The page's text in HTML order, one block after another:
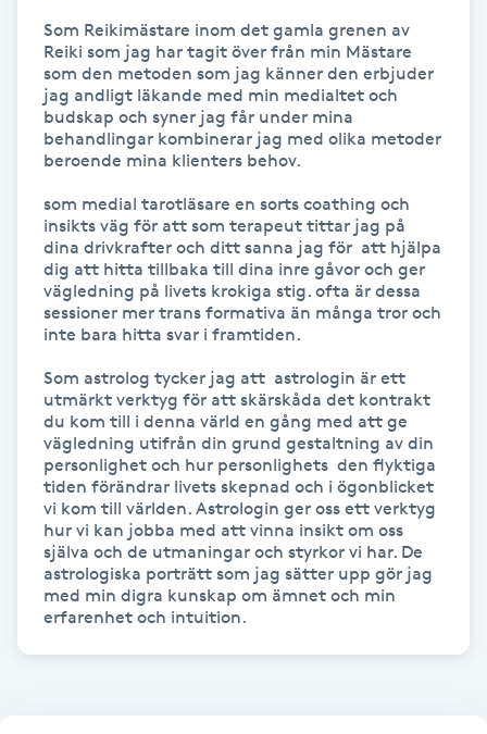
Gravidyoga
Gruppträning
Gua Sha-massage
Hatha Yoga
Headspa
Healing
Herrklippning
HIFU
Hollywood Peel
Hot Stone Massage
Som Reikimästare inom det gamla grenen av
Reiki som jag har tagit över från min Mästare
som den metoden som jag känner den erbjuder
jag andligt läkande med min medialtet och
budskap och syner jag får under mina
behandlingar kombinerar jag med olika metoder
beroende mina klienters behov.
som medial tarotläsare en sorts coathing och
insikts väg för att som terapeut tittar jag på
dina drivkrafter och ditt sanna jag för  att hjälpa
dig att hitta tillbaka till dina inre gåvor och ger
vägledning på livets krokiga stig. ofta är dessa
sessioner mer trans formativa än många tror och
inte bara hitta svar i framtiden.
Som astrolog tycker jag att  astrologin är ett
utmärkt verktyg för att skärskåda det kontrakt
du kom till i denna värld en gång med att ge
vägledning utifrån din grund gestaltning av din
personlighet och hur personlighets  den flyktiga
tiden förändrar livets skepnad och i ögonblicket
vi kom till världen. Astrologin ger oss ett verktyg
hur vi kan jobba med att vinna insikt om oss
själva och de utmaningar och styrkor vi har. De
astrologiska porträtt som jag sätter upp gör jag
med min digra kunskap om ämnet och min
erfarenhet och intuition.